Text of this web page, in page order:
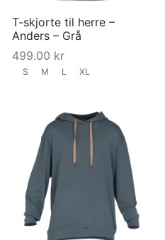
T-skjorte til herre –
Anders – Grå
499.00 kr
S M L XL